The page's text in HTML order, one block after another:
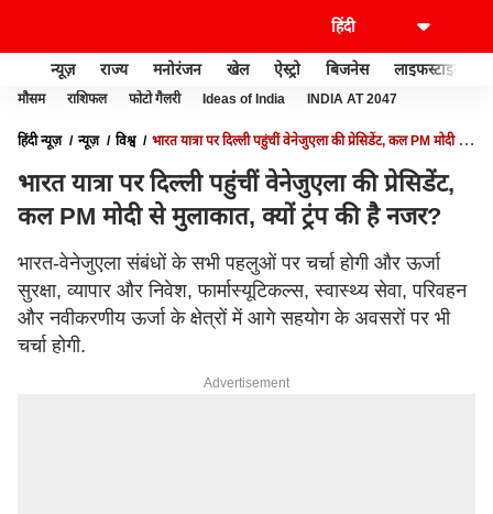
न्यूज़ राज्य मनोरंजन खेल ऐस्ट्रो बिजनेस लाइफस्टाइल
मौसम राशिफल फोटो गैलरी Ideas of India INDIA AT 2047
हिंदी न्यूज़ न्यूज़ विश्व
भारत यात्रा पर दिल्ली पहुंचीं वेनेजुएला की प्रेसिडेंट, कल PM मोदी से
भारत यात्रा पर दिल्ली पहुंचीं वेनेजुएला की प्रेसिडेंट,
कल PM मोदी से मुलाकात, क्यों ट्रंप की है नजर?
भारत-वेनेजुएला संबंधों के सभी पहलुओं पर चर्चा होगी और ऊर्जा
सुरक्षा, व्यापार और निवेश, फार्मास्यूटिकल्स, स्वास्थ्य सेवा, परिवहन
और नवीकरणीय ऊर्जा के क्षेत्रों में आगे सहयोग के अवसरों पर भी
चर्चा होगी.
Advertisement